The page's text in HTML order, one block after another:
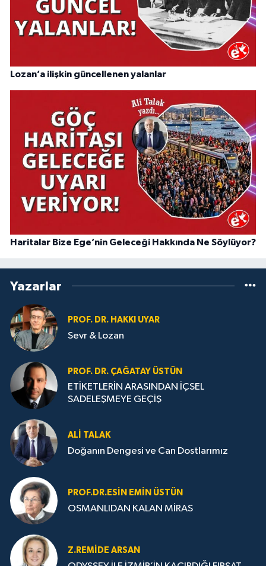
Lozan’a ilişkin güncellenen yalanlar
Haritalar Bize Ege’nin Geleceği Hakkında Ne Söylüyor?
Yazarlar
PROF. DR. HAKKI UYAR
Sevr & Lozan
PROF. DR. ÇAĞATAY ÜSTÜN
ETİKETLERİN ARASINDAN İÇSEL
SADELEŞMEYE GEÇİŞ
ALI TALAK
Doğanın Dengesi ve Can Dostlarımız
PROF.DR.ESIN EMIN ÜSTÜN
OSMANLIDAN KALAN MİRAS
Z.REMIDE ARSAN